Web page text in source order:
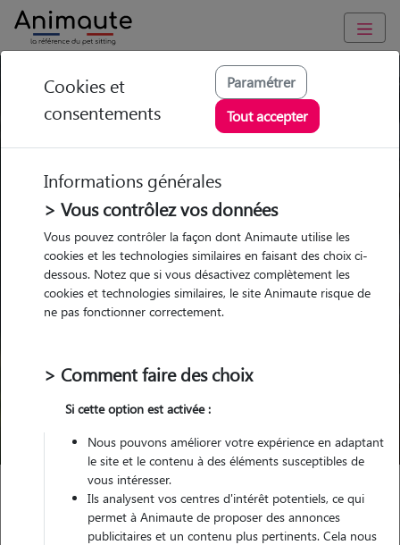
Trouvez votre gardien idéal !
Garde
chez le Pet Sitter
Garde
chez le Pet Sitter Visites
Visites
Pour quel animal ?
Trouver mon Pet Sitter
Garde animaux France Occitanie Hérault Montpellier
Cookies et
consentements
Paramétrer
Tout accepter
Informations générales
> Vous contrôlez vos données
Vous pouvez contrôler la façon dont Animaute utilise les
cookies et les technologies similaires en faisant des choix ci-
dessous. Notez que si vous désactivez complètement les
cookies et technologies similaires, le site Animaute risque de
ne pas fonctionner correctement.
> Comment faire des choix
Si cette option est activée :
Nous pouvons améliorer votre expérience en adaptant
le site et le contenu à des éléments susceptibles de
vous intéresser.
Ils analysent vos centres d'intérêt potentiels, ce qui
permet à Animaute de proposer des annonces
publicitaires et un contenu plus pertinents. Cela nous